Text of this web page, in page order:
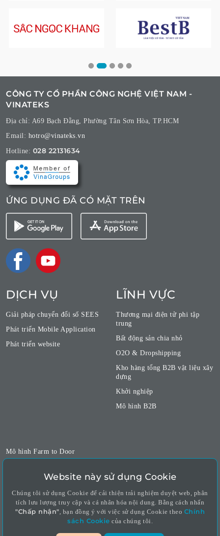
CÔNG TY CỔ PHẦN CÔNG NGHỆ VIỆT NAM -
VINATEKS
Địa chỉ: A69 Bạch Đằng, Phường Tân Sơn Hòa, TP.HCM
Email: hotro@vinateks.vn
Hotline: 028 22131634
ỨNG DỤNG ĐÃ CÓ MẶT TRÊN
DỊCH VỤ
Giải pháp chuyển đổi số SEES
Phát triển Mobile Application
Phát triển website
LĨNH VỰC
Thương mại điện tử phi tập
trung
Bất động sản chia nhỏ
O2O & Dropshipping
Kho hàng tổng B2B vật liệu xây
dựng
Khởi nghiệp
Mô hình B2B
Mô hình Farm to Door
Mạng xã hội 0Đ
Ngôi nhà nghệ sĩ
Mô hình kinh doanh và tiếp thị
Website này sử dụng Cookie
Chúng tôi sử dụng Cookie để cải thiện trải nghiệm duyệt web, phân
tích lưu lượng truy cập và cá nhân hóa nội dung. Bằng cách nhấn
"Chấp nhận", bạn đồng ý với việc sử dụng Cookie theo Chính
sách Cookie của chúng tôi.